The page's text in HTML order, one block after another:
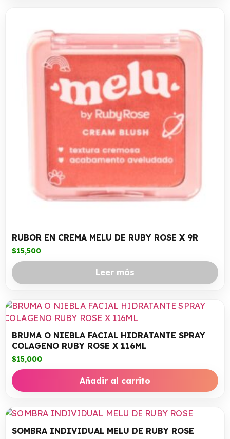
RUBOR EN CREMA MELU DE RUBY ROSE X 9R
$15,500
Leer más
BRUMA O NIEBLA FACIAL HIDRATANTE SPRAY
COLAGENO RUBY ROSE X 116ML
$15,000
Añadir al carrito
SOMBRA INDIVIDUAL MELU DE RUBY ROSE